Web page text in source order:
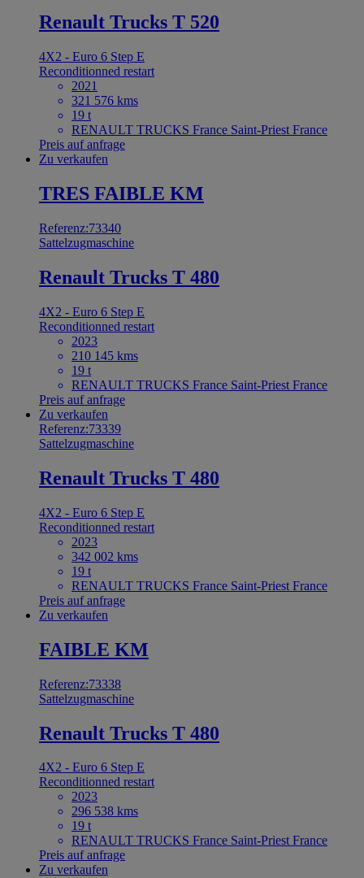
Renault Trucks T 520
4X2 - Euro 6 Step E
Reconditionned restart
2021
321 576 kms
19 t
RENAULT TRUCKS France Saint-Priest France
Preis auf anfrage
Zu verkaufen
TRES FAIBLE KM
Referenz:73340
Sattelzugmaschine
Renault Trucks T 480
4X2 - Euro 6 Step E
Reconditionned restart
2023
210 145 kms
19 t
RENAULT TRUCKS France Saint-Priest France
Preis auf anfrage
Zu verkaufen
Referenz:73339
Sattelzugmaschine
Renault Trucks T 480
4X2 - Euro 6 Step E
Reconditionned restart
2023
342 002 kms
19 t
RENAULT TRUCKS France Saint-Priest France
Preis auf anfrage
Zu verkaufen
FAIBLE KM
Referenz:73338
Sattelzugmaschine
Renault Trucks T 480
4X2 - Euro 6 Step E
Reconditionned restart
2023
296 538 kms
19 t
RENAULT TRUCKS France Saint-Priest France
Preis auf anfrage
Zu verkaufen